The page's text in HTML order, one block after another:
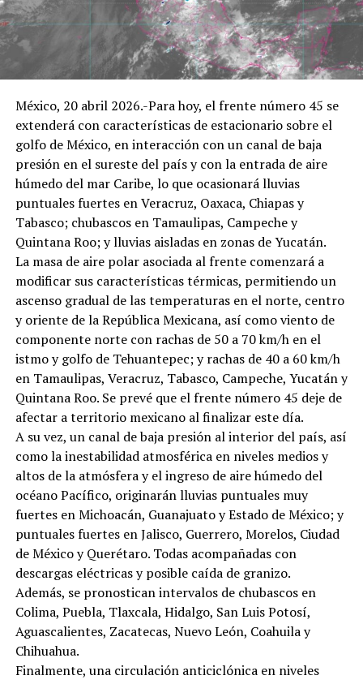
México, 20 abril 2026.-Para hoy, el frente número 45 se
extenderá con características de estacionario sobre el
golfo de México, en interacción con un canal de baja
presión en el sureste del país y con la entrada de aire
húmedo del mar Caribe, lo que ocasionará lluvias
puntuales fuertes en Veracruz, Oaxaca, Chiapas y
Tabasco; chubascos en Tamaulipas, Campeche y
Quintana Roo; y lluvias aisladas en zonas de Yucatán.
La masa de aire polar asociada al frente comenzará a
modificar sus características térmicas, permitiendo un
ascenso gradual de las temperaturas en el norte, centro
y oriente de la República Mexicana, así como viento de
componente norte con rachas de 50 a 70 km/h en el
istmo y golfo de Tehuantepec; y rachas de 40 a 60 km/h
en Tamaulipas, Veracruz, Tabasco, Campeche, Yucatán y
Quintana Roo. Se prevé que el frente número 45 deje de
afectar a territorio mexicano al finalizar este día.
A su vez, un canal de baja presión al interior del país, así
como la inestabilidad atmosférica en niveles medios y
altos de la atmósfera y el ingreso de aire húmedo del
océano Pacífico, originarán lluvias puntuales muy
fuertes en Michoacán, Guanajuato y Estado de México; y
puntuales fuertes en Jalisco, Guerrero, Morelos, Ciudad
de México y Querétaro. Todas acompañadas con
descargas eléctricas y posible caída de granizo.
Además, se pronostican intervalos de chubascos en
Colima, Puebla, Tlaxcala, Hidalgo, San Luis Potosí,
Aguascalientes, Zacatecas, Nuevo León, Coahuila y
Chihuahua.
Finalmente, una circulación anticiclónica en niveles